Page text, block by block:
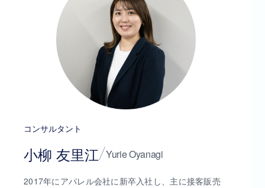
コンサルタント
小柳 友里江 Yurie Oyanagi
2017年にアパレル会社に新卒入社し、主に接客販売